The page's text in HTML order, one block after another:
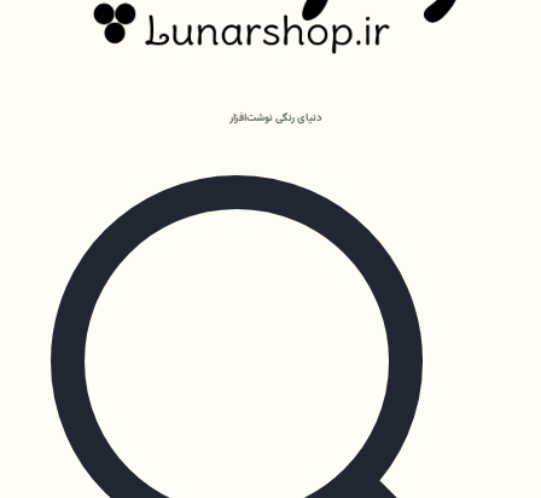
دنیای رنگی نوشت‌افزار